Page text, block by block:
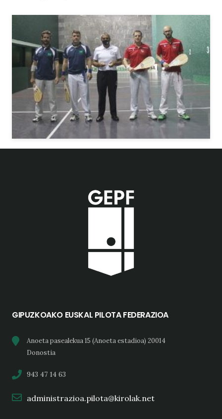
GIPUZKOAKO EUSKAL PILOTA FEDERAZIOA
Anoeta pasealekua 15 (Anoeta estadioa) 20014
Donostia
943 47 14 63
administrazioa.pilota@kirolak.net